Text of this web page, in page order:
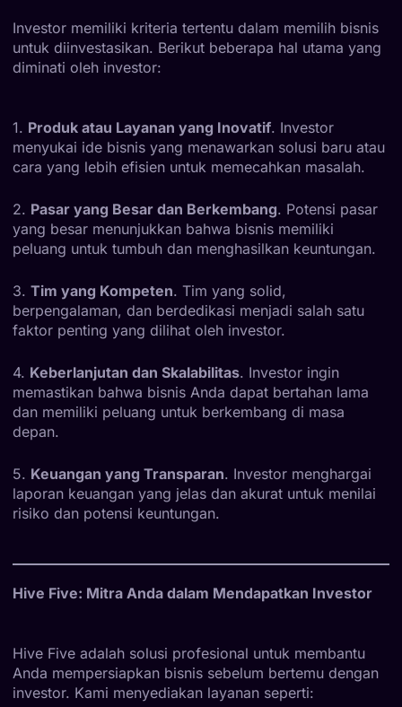
Investor memiliki kriteria tertentu dalam memilih bisnis
untuk diinvestasikan. Berikut beberapa hal utama yang
diminati oleh investor:
1. Produk atau Layanan yang Inovatif. Investor
menyukai ide bisnis yang menawarkan solusi baru atau
cara yang lebih efisien untuk memecahkan masalah.
2. Pasar yang Besar dan Berkembang. Potensi pasar
yang besar menunjukkan bahwa bisnis memiliki
peluang untuk tumbuh dan menghasilkan keuntungan.
3. Tim yang Kompeten. Tim yang solid,
berpengalaman, dan berdedikasi menjadi salah satu
faktor penting yang dilihat oleh investor.
4. Keberlanjutan dan Skalabilitas. Investor ingin
memastikan bahwa bisnis Anda dapat bertahan lama
dan memiliki peluang untuk berkembang di masa
depan.
5. Keuangan yang Transparan. Investor menghargai
laporan keuangan yang jelas dan akurat untuk menilai
risiko dan potensi keuntungan.
Hive Five: Mitra Anda dalam Mendapatkan Investor
Hive Five adalah solusi profesional untuk membantu
Anda mempersiapkan bisnis sebelum bertemu dengan
investor. Kami menyediakan layanan seperti: